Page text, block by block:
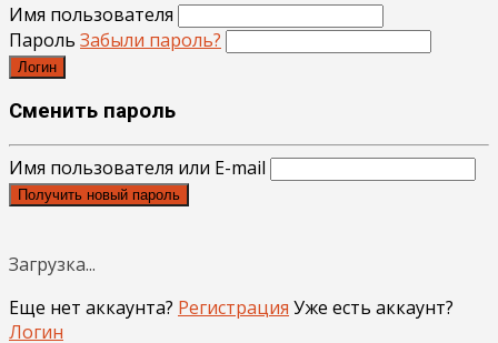
Имя пользователя
Пароль Забыли пароль?
Логин
Сменить пароль
Имя пользователя или E-mail
Получить новый пароль
Загрузка...
Еще нет аккаунта? Регистрация Уже есть аккаунт?
Логин